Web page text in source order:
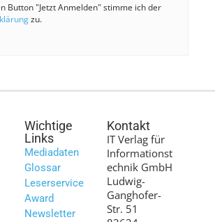
Button "Jetzt Anmelden" stimme ich der
zu.
Wichtige
Links
Mediadaten
Glossar
Leserservice
Award
Newsletter
Kontakt
IT Verlag für
Informationst
echnik GmbH
Ludwig-
Ganghofer-
Str. 51